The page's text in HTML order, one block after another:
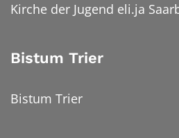
Kirche der Jugend eli.ja
Bistum Trier
Bistum Trier